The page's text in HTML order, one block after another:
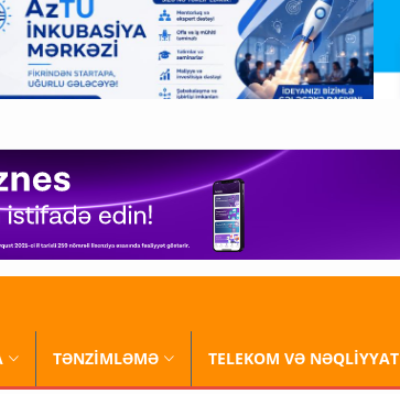
TƏNZİMLƏMƏ TELEKOM VƏ NƏQLİYYAT